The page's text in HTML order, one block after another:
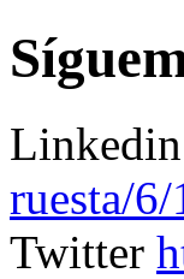
Linkedin
ruesta/
Twitter